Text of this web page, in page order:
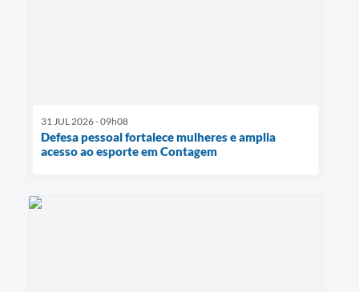
31 JUL 2026 - 09h08
Defesa pessoal fortalece mulheres e amplia
acesso ao esporte em Contagem